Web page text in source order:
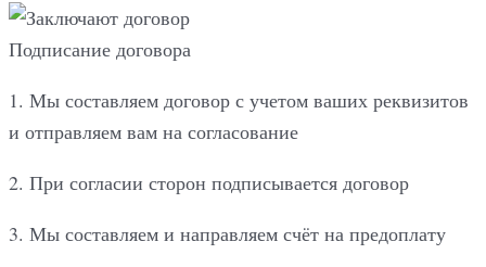
Подписание договора
1. Мы составляем договор с учетом ваших реквизитов
и отправляем вам на согласование
2. При согласии сторон подписывается договор
3. Мы составляем и направляем счёт на предоплату